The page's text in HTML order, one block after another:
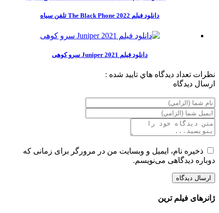
دانلود فیلم 2022 The Black Phone تلفن سیاه
دانلود فیلم Juniper 2021 سرو کوهی
نظرات تعداد ديدگاه هاي تاييد شده :
ارسال ديدگاه
ذخیره نام، ایمیل و وبسایت من در مرورگر برای زمانی که
دوباره دیدگاهی می‌نویسم.
ژانرهای فیلم ترین